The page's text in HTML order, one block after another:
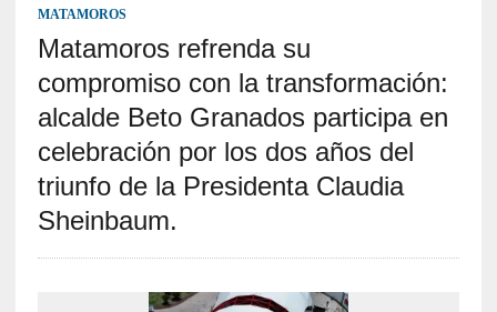
MATAMOROS
Matamoros refrenda su
compromiso con la transformación:
alcalde Beto Granados participa en
celebración por los dos años del
triunfo de la Presidenta Claudia
Sheinbaum.